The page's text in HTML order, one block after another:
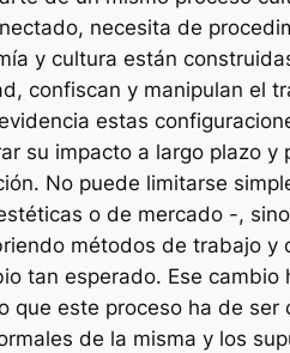
necesita de
y cultura están
confiscan y manipulan el
estas
su impacto a largo plazo
No puede limitarse
o de mercado -,
métodos de trabajo
tan esperado. Ese
que este proceso ha de
de la misma y los